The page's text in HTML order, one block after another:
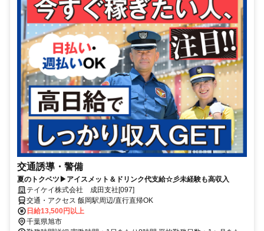
交通誘導・警備
夏のトクベツ▶アイスメット＆ドリンク代支給☆彡未経験も高収入
テイケイ株式会社 成田支社[097]
交通・アクセス 飯岡駅周辺/直行直帰OK
日給13,500円以上
千葉県旭市